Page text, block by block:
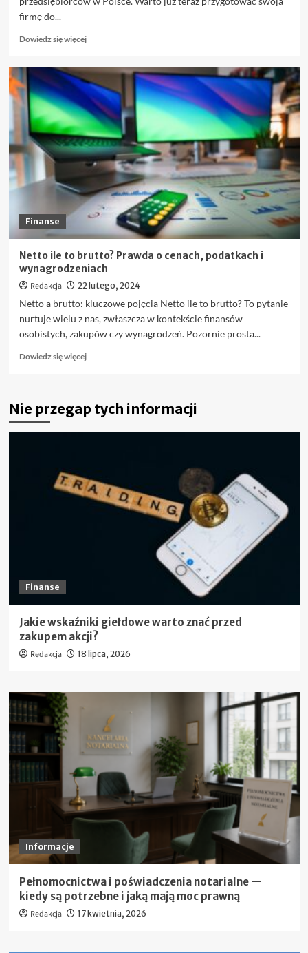
firmę do...
Dowiedz się więcejDowiedz
Jak
zacząć
korzystać
z
KSeF:
Krok
po
Finanse
Netto ile to brutto? Prawda o cenach, podatkach i
wynagrodzeniach
Redakcja 22 lutego, 2024
Netto a brutto: kluczowe pojęcia Netto ile to brutto? To pytanie
nurtuje wielu z nas, zwłaszcza w kontekście finansów
osobistych, zakupów czy wynagrodzeń. Pozornie prosta...
Dowiedz się więcejDowiedz
Netto
ile
to
cenach,
podatkach
Nie przegap tych informacji
Finanse
Jakie wskaźniki giełdowe warto znać przed
zakupem akcji?
Redakcja 18 lipca, 2026
Informacje
Pełnomocnictwa i poświadczenia notarialne —
kiedy są potrzebne i jaką mają moc prawną
Redakcja 17 kwietnia, 2026